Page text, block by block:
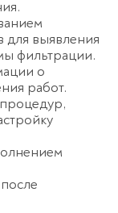
для выявления
фильтрации.
о
работ.